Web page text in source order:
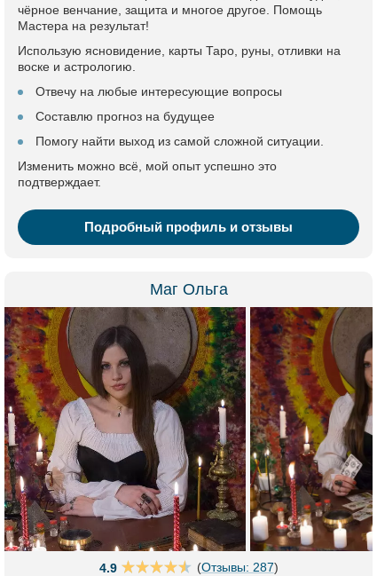
чёрное венчание, защита и многое другое. Помощь
Мастера на результат!
Использую ясновидение, карты Таро, руны, отливки на
воске и астрологию.
Отвечу на любые интересующие вопросы
Составлю прогноз на будущее
Помогу найти выход из самой сложной ситуации.
Изменить можно всё, мой опыт успешно это
подтверждает.
Подробный профиль и отзывы
Маг Ольга
4.9 (Отзывы: 287)